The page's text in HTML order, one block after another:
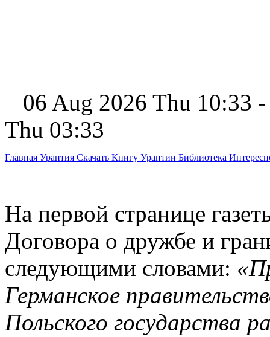
06 Aug 2026 Thu 10:33
Thu 03:33
Главная Урантия Скачать Книгу Урантии Библиотека
На первой странице
Договора о дружбе и
следующими словами:
Германское
Польского государства